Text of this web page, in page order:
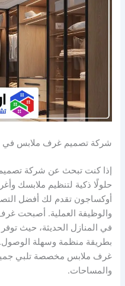
شركة تصميم غرف ملابس في
إذا كنت تبحث عن شركة
حلولًا ذكية لتنظيم ملابسك
أوكساجون تقدم لك أفضل
والوظيفة العملية. أصبحت
في المنازل الحديثة، حيث
بطريقة منظمة وسهلة
غرف ملابس مخصصة تلبي جميع
والمساحات.